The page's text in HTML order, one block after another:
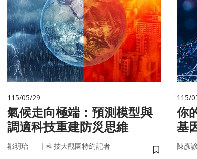
籤
115/05/29
氣候走向極端：預測模型與
調適科技重建防災思維
鄒明珆 ｜ 科技大觀園特約記者
儲存書籤
115/
你
基
書
陳彥